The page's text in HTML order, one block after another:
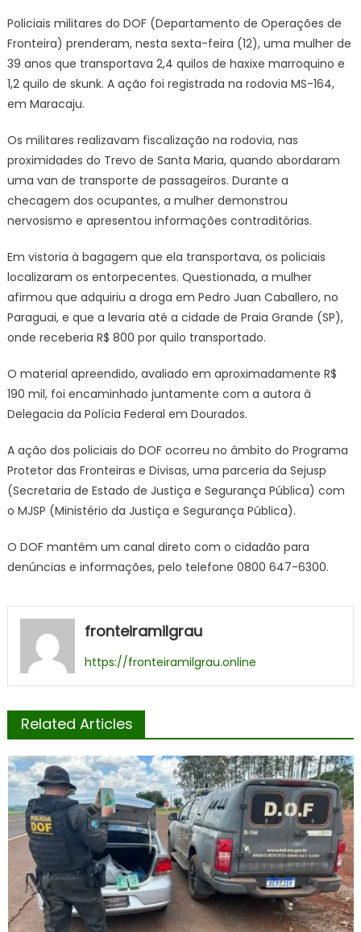
prende
mulher
com
skunk
e
marroquino
em
Maracaju
Policiais militares do DOF (Departamento de Operações de
Fronteira) prenderam, nesta sexta-feira (12), uma mulher de
39 anos que transportava 2,4 quilos de haxixe marroquino e
1,2 quilo de skunk. A ação foi registrada na rodovia MS-164,
em Maracaju.
Os militares realizavam fiscalização na rodovia, nas
proximidades do Trevo de Santa Maria, quando abordaram
uma van de transporte de passageiros. Durante a
checagem dos ocupantes, a mulher demonstrou
nervosismo e apresentou informações contraditórias.
Em vistoria à bagagem que ela transportava, os policiais
localizaram os entorpecentes. Questionada, a mulher
afirmou que adquiriu a droga em Pedro Juan Caballero, no
Paraguai, e que a levaria até a cidade de Praia Grande (SP),
onde receberia R$ 800 por quilo transportado.
O material apreendido, avaliado em aproximadamente R$
190 mil, foi encaminhado juntamente com a autora à
Delegacia da Polícia Federal em Dourados.
A ação dos policiais do DOF ocorreu no âmbito do Programa
Protetor das Fronteiras e Divisas, uma parceria da Sejusp
(Secretaria de Estado de Justiça e Segurança Pública) com
o MJSP (Ministério da Justiça e Segurança Pública).
O DOF mantém um canal direto com o cidadão para
denúncias e informações, pelo telefone 0800 647-6300.
fronteiramilgrau
https://fronteiramilgrau.online
Related Articles